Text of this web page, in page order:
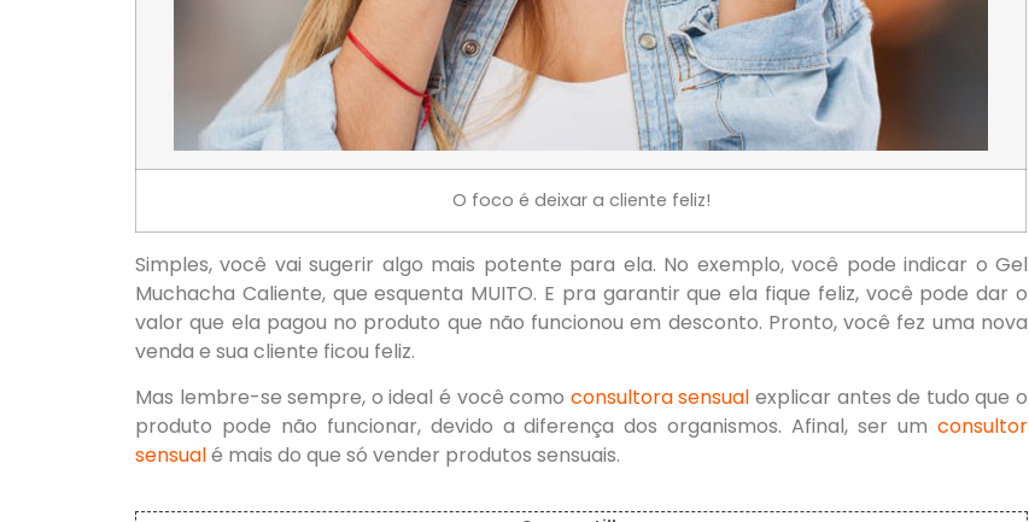
O foco é deixar a cliente feliz!
Simples, você vai sugerir algo mais potente para ela. No exemplo, você pode indicar o Gel
Muchacha Caliente, que esquenta MUITO. E pra garantir que ela fique feliz, você pode dar o
valor que ela pagou no produto que não funcionou em desconto. Pronto, você fez uma nova
venda e sua cliente ficou feliz.
Mas lembre-se sempre, o ideal é você como consultora sensual explicar antes de tudo que o
produto pode não funcionar, devido a diferença dos organismos. Afinal, ser um consultor
sensualé mais do que só vender produtos sensuais.